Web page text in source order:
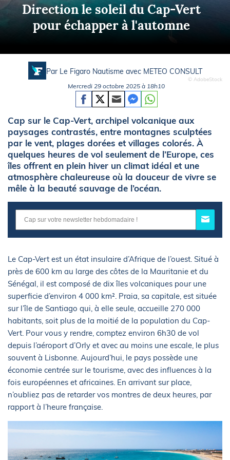
Direction le soleil du Cap-Vert
pour échapper à l'automne
© AdobeStock
Par Le Figaro Nautisme avec METEO CONSULT
Mercredi 29 octobre 2025 à 18h10
Cap sur le Cap-Vert, archipel volcanique aux
paysages contrastés, entre montagnes sculptées
par le vent, plages dorées et villages colorés. À
quelques heures de vol seulement de l’Europe, ces
îles offrent en plein hiver un climat idéal et une
atmosphère chaleureuse où la douceur de vivre se
mêle à la beauté sauvage de l’océan.
Le Cap-Vert est un état insulaire d’Afrique de l’ouest. Situé à
près de 600 km au large des côtes de la Mauritanie et du
Sénégal, il est composé de dix îles volcaniques pour une
superficie d’environ 4 000 km². Praia, sa capitale, est située
sur l’île de Santiago qui, à elle seule, accueille 270 000
habitants, soit plus de la moitié de la population du Cap-
Vert. Pour vous y rendre, comptez environ 6h30 de vol
depuis l’aéroport d’Orly et avec au moins une escale, le plus
souvent à Lisbonne. Aujourd’hui, le pays possède une
économie centrée sur le tourisme, avec des influences à la
fois européennes et africaines. En arrivant sur place,
n’oubliez pas de retarder vos montres de deux heures, par
rapport à l’heure française.